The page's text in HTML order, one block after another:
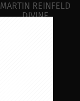
MARTIN REINFELD
DIVINE